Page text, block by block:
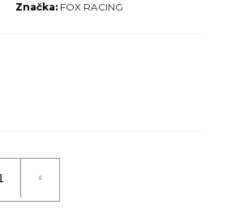
Značka: FOX RACING